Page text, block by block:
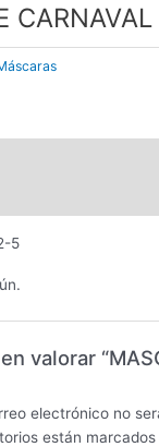
CARNAVAL
5
valorar
electrónico no
están marcados